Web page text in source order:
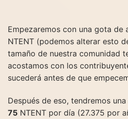
Empezaremos con una gota de
NTENT (podemos alterar esto
tamaño de nuestra comunidad
acostamos con los
sucederá antes de que
Después de eso, tendremos
75 NTENT por día (27.375 por